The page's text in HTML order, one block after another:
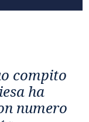
compito
ha
numero